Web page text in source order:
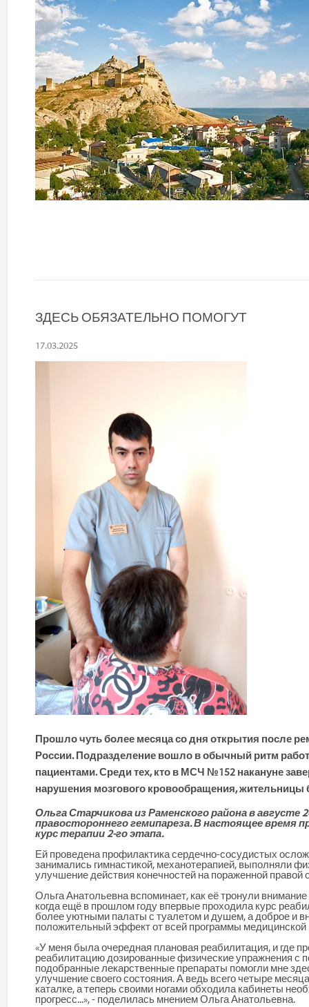
ЗДЕСЬ ОБЯЗАТЕЛЬНО ПОМОГУТ
17.03.2025
Прошло чуть более месяца со дня открытия после
России. Подразделение вошло в обычный ритм
пациентами. Среди тех, кто в МСЧ №152 накануне
нарушения мозгового кровообращения,
Ольга Старчикова из Раменского района в августе
правостороннего гемипареза. В настоящее время
курс терапии 2-го этапа.
Ей проведена профилактика сердечно-сосудистых
занимались гимнастикой, механотерапией, выполняли
улучшение действия конечностей на пораженной правой
Ольга Анатольевна вспоминает, как её тронули
когда ещё в прошлом году впервые проходила курс
более уютными палаты с туалетом и душем, а доброе и
положительный эффект от всей программы
«У меня была очередная плановая реабилитация, и
реабилитацию дозированные физические упражнения с
подобранные лекарственные препараты помогли мне
улучшение своего состояния. А ведь всего четыре
каталке, а теперь своими ногами обходила кабинеты
прогресс...», - поделилась мнением Ольга Анатольевна.